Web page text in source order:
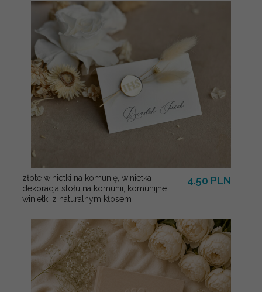
złote winietki na komunię, winietka
dekoracja stołu na komunii, komunijne
winietki z naturalnym kłosem
4.50 PLN